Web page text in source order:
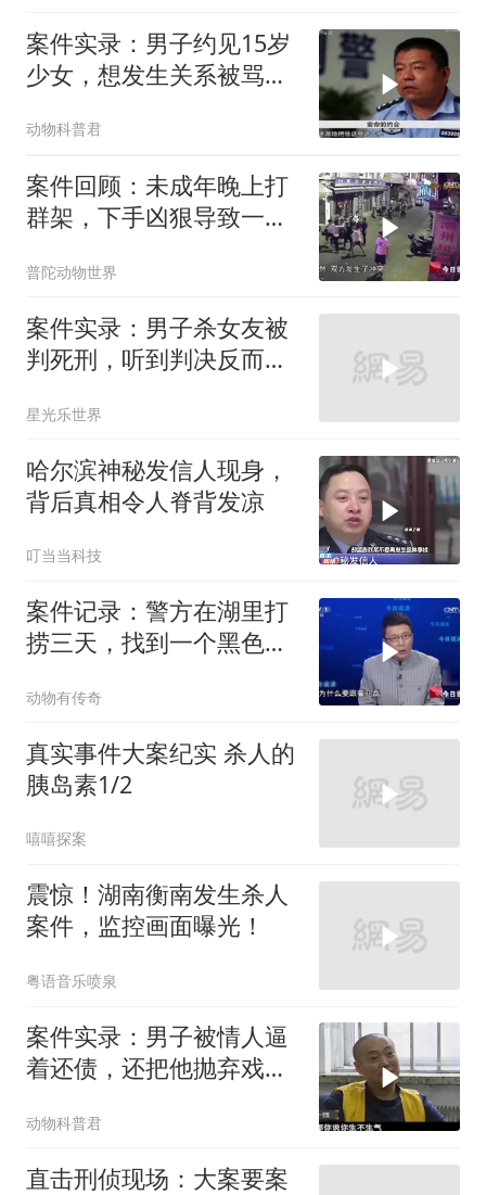
案件实录：男子约见15岁
少女，想发生关系被骂，
动物科普君
案件回顾：未成年晚上打
群架，下手凶狠导致一人
普陀动物世界
案件实录：男子杀女友被
判死刑，听到判决反而大
星光乐世界
哈尔滨神秘发信人现身，
背后真相令人脊背发凉
叮当当科技
案件记录：警方在湖里打
捞三天，找到一个黑色行
动物有传奇
真实事件大案纪实 杀人的
胰岛素1/2
嘻嘻探案
震惊！湖南衡南发生杀人
案件，监控画面曝光！
粤语音乐喷泉
案件实录：男子被情人逼
着还债，还把他抛弃戏
动物科普君
直击刑侦现场：大案要案